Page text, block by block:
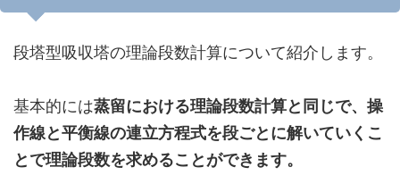
段塔型吸収塔の理論段数計算について紹介します。
基本的には蒸留における理論段数計算と同じで、操
作線と平衡線の連立方程式を段ごとに解いていくこ
とで理論段数を求めることができます。